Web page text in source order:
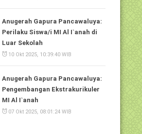
Anugerah Gapura Pancawaluya:
Perilaku Siswa/i MI Al I`anah di
Luar Sekolah
10 Okt 2025, 10:39:40 WIB
Anugerah Gapura Pancawaluya:
Pengembangan Ekstrakurikuler
MI Al I`anah
07 Okt 2025, 08:01:24 WIB